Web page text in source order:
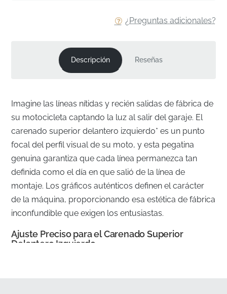
¿Preguntas adicionales?
Descripción Reseñas
Imagine las líneas nítidas y recién salidas de fábrica de
su motocicleta captando la luz al salir del garaje. El
carenado superior delantero izquierdo* es un punto
focal del perfil visual de su moto, y esta pegatina
genuina garantiza que cada línea permanezca tan
definida como el día en que salió de la línea de
montaje. Los gráficos auténticos definen el carácter
de la máquina, proporcionando esa estética de fábrica
inconfundible que exigen los entusiastas.
Ajuste Preciso para el Carenado Superior
Delantero Izquierdo